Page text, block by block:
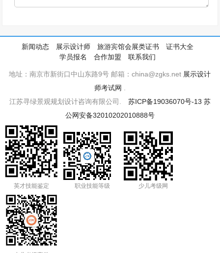
新闻动态 展示设计师 旅游宾馆会展类证书
证书大全
学员报名
合作加盟 联系我们
地址：南京市新街口中山东路9号 邮箱：china@zgks.net 展示设计
师考试网
江苏寻绿景观规划设计咨询有限公司. 苏ICP备19036070号-13 苏
公网安备32010202010888号
英才技能鉴定 职业技能等级 少儿考级网